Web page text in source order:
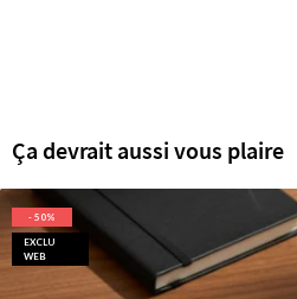
Ça devrait aussi vous plaire
EXCLU
WEB
- 50%